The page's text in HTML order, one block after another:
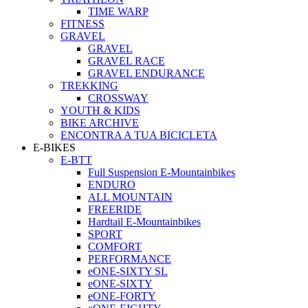
TIME WARP
FITNESS
GRAVEL
GRAVEL
GRAVEL RACE
GRAVEL ENDURANCE
TREKKING
CROSSWAY
YOUTH & KIDS
BIKE ARCHIVE
ENCONTRA A TUA BICICLETA
E-BIKES
E-BTT
Full Suspension E-Mountainbikes
ENDURO
ALL MOUNTAIN
FREERIDE
Hardtail E-Mountainbikes
SPORT
COMFORT
PERFORMANCE
eONE-SIXTY SL
eONE-SIXTY
eONE-FORTY